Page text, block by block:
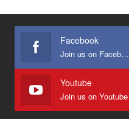
Facebook
Join us on Facebook
Youtube
Join us on Youtube